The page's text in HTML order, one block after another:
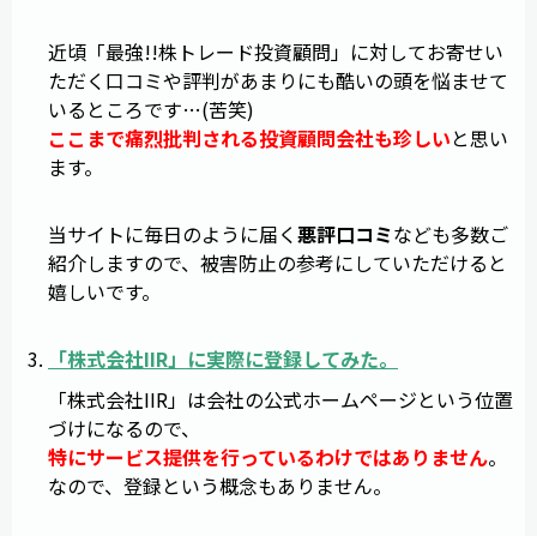
近頃「最強!!株トレード投資顧問」に対してお寄せい
ただく口コミや評判があまりにも酷いの頭を悩ませて
いるところです…(苦笑)
ここまで痛烈批判される投資顧問会社も珍しいと思い
ます。
当サイトに毎日のように届く 悪評口コミなども多数ご
紹介しますので、被害防止の参考にしていただけると
嬉しいです。
「株式会社IIR」に実際に登録してみた。
「株式会社IIR」は会社の公式ホームページという位置
づけになるので、
特にサービス提供を行っているわけではありません。
なので、登録という概念もありません。